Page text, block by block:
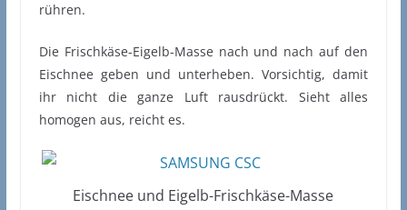
rühren.
Die Frischkäse-Eigelb-Masse nach und nach auf den
Eischnee geben und unterheben. Vorsichtig, damit
ihr nicht die ganze Luft rausdrückt. Sieht alles
homogen aus, reicht es.
Eischnee und Eigelb-Frischkäse-Masse